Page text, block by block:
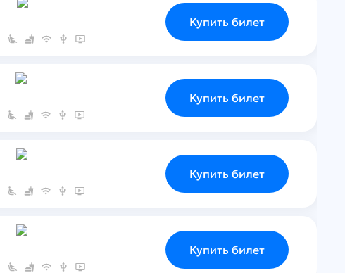
Купить билет
Купить билет
Купить билет
Купить билет